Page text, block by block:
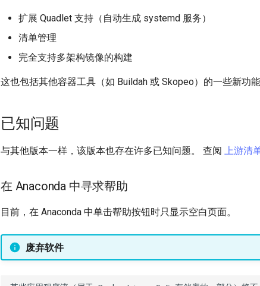
扩展 Quadlet 支持（自动生成 systemd 服务）
清单管理
完全支持多架构镜像的构建
这也包括其他容器工具（如 Buildah 或 Skopeo）的一些新功能
已知问题
与其他版本一样，该版本也存在许多已知问题。 查阅 上游清
在 Anaconda 中寻求帮助
目前，在 Anaconda 中单击帮助按钮时只显示空白页面。
废弃软件